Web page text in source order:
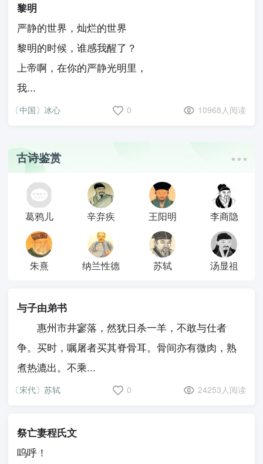
黎明
严静的世界，灿烂的世界
黎明的时候，谁感我醒了？
上帝啊，在你的严静光明里，
我...
〔中国〕冰心 0 10968人阅读
古诗鉴赏
葛鸦儿 辛弃疾 王阳明 李商隐
朱熹 纳兰性德 苏轼 汤显祖
与子由弟书
惠州市井寥落，然犹日杀一羊，不敢与仕者
争。买时，嘱屠者买其脊骨耳。骨间亦有微肉，熟
煮热漉出。不乘...
〔宋代〕苏轼 0 24253人阅读
祭亡妻程氏文
呜呼！